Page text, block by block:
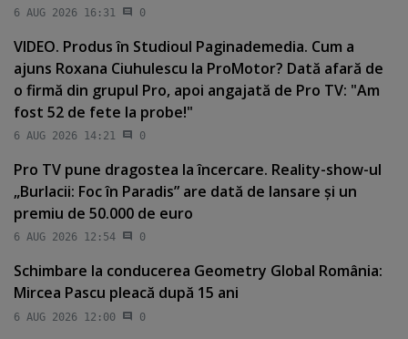
6 AUG 2026 16:31 0
VIDEO. Produs în Studioul Paginademedia. Cum a
ajuns Roxana Ciuhulescu la ProMotor? Dată afară de
o firmă din grupul Pro, apoi angajată de Pro TV: "Am
fost 52 de fete la probe!"
6 AUG 2026 14:21 0
Pro TV pune dragostea la încercare. Reality-show-ul
„Burlacii: Foc în Paradis” are dată de lansare şi un
premiu de 50.000 de euro
6 AUG 2026 12:54 0
Schimbare la conducerea Geometry Global România:
Mircea Pascu pleacă după 15 ani
6 AUG 2026 12:00 0